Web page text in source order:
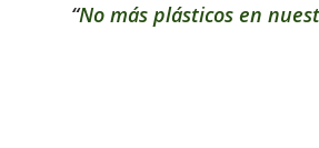
No más plásticos en